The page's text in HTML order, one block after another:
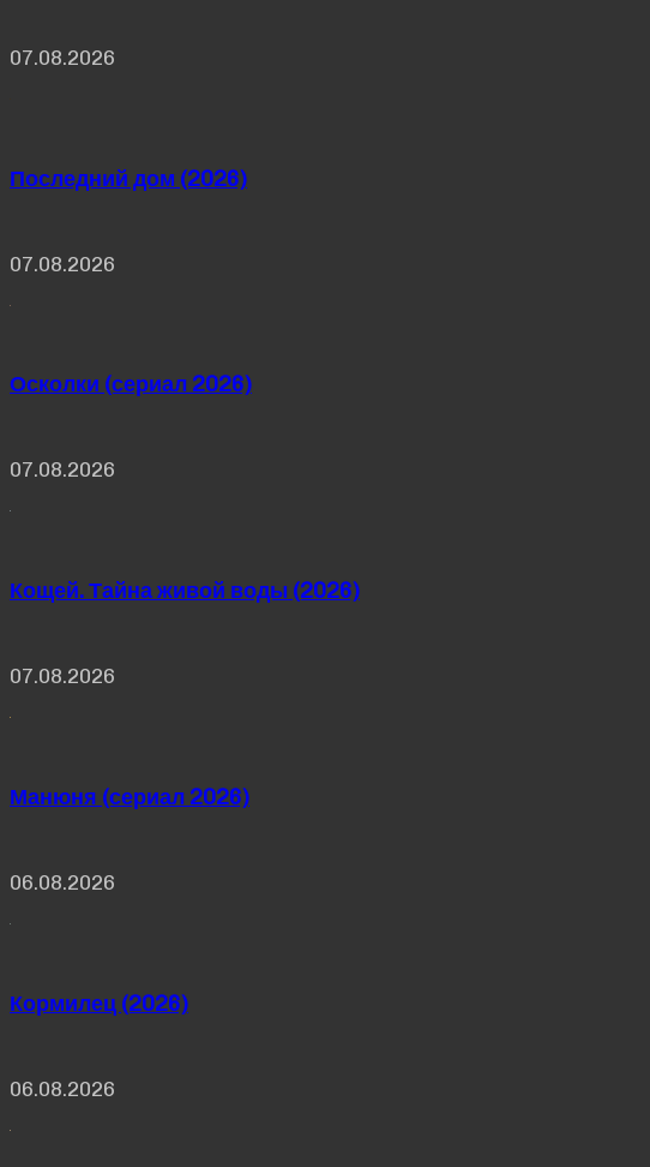
07.08.2026
Последний дом (2026)
07.08.2026
Осколки (сериал 2026)
07.08.2026
Кощей. Тайна живой воды (2026)
07.08.2026
Манюня (сериал 2026)
06.08.2026
Кормилец (2026)
06.08.2026